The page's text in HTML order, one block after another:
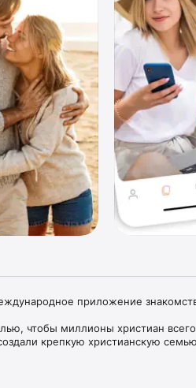
приложение
чтобы миллионы христиан
крепкую христианскую